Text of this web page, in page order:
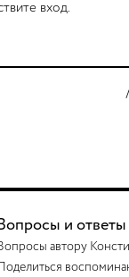
вход.
Вопросы и ответы
автору
Поделиться